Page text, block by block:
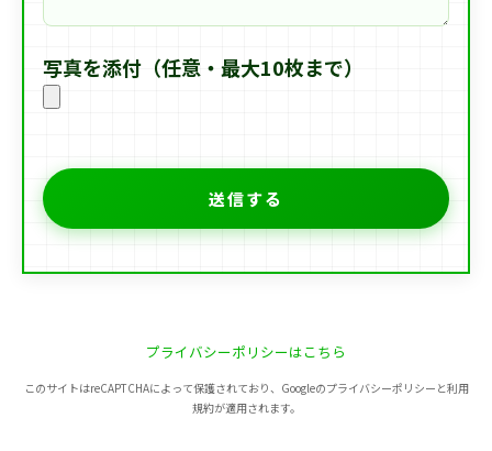
写真を添付（任意・最大10枚まで）
プライバシーポリシーはこちら
このサイトはreCAPTCHAによって保護されており、Googleのプライバシーポリシーと利用
規約が適用されます。